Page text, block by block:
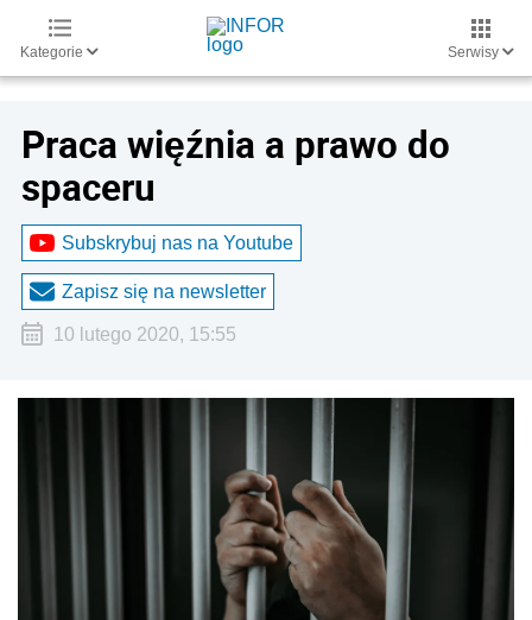
Kategorie Serwisy
Praca więźnia a prawo do
spaceru
Subskrybuj nas na Youtube
Zapisz się na newsletter
10 lutego 2020, 15:55